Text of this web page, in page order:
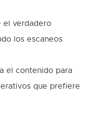
el verdadero
los escaneos
el contenido para
que prefiere